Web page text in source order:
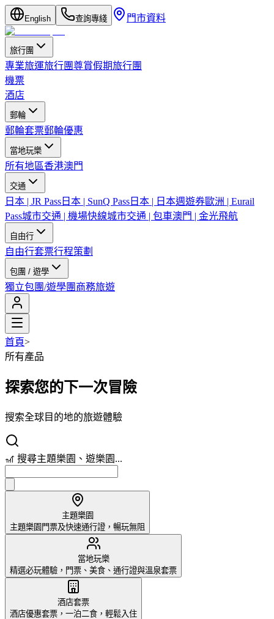
English 查詢專綫 門市資料
旅行團
專業旅運旅行團尊賞假期旅行團
機票
酒店
郵輪
郵輪套票郵輪優惠
當地玩樂
所有地區香港澳門
交通
日本 | JR Pass 日本 | SunQ Pass 日本 | 日本週遊券歐洲 | Eurail
Pass城市交通 | 機場快線城市交通 | 包車澳門 | 金光飛航
自由行
自由行套票行程策劃
包團 / 遊學
獨立包團/遊學團 商務旅遊
首頁>
所有產品
探索您的下一次冒險
搜索全球目的地的旅遊體驗
🎢 搜尋主題樂園、遊樂園...
主題樂園
主題樂園門票及快速通行證，暢玩無阻
當地玩樂
精選必玩體驗，門票、美食、通行證與溫泉套票
酒店套票
酒店優惠套票，一泊二食，輕鬆入住